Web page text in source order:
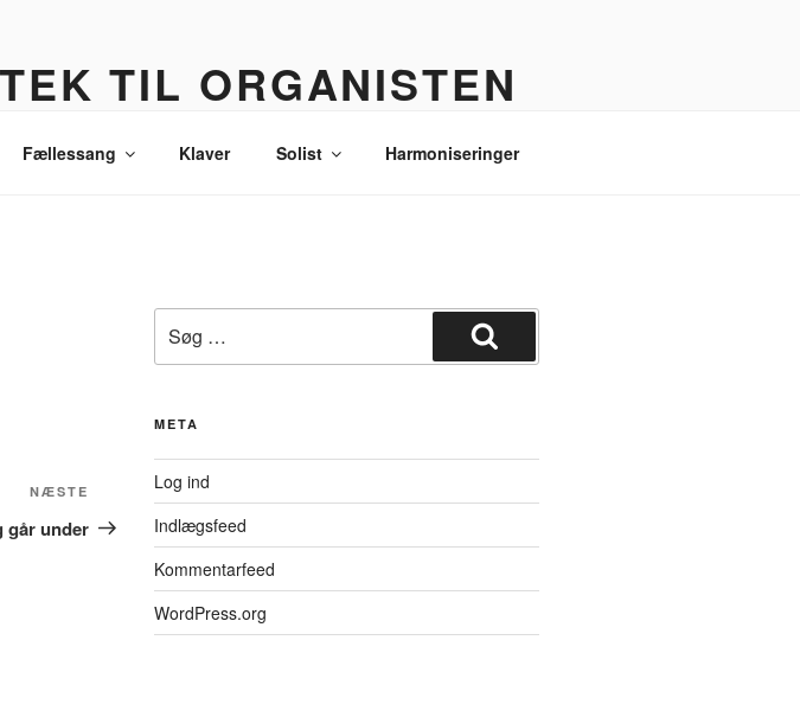
TIL ORGANISTEN
Fællessang Klaver Solist Harmoniseringer
indlæg
NÆSTE
går under
efter:
Søg
META
Log ind
Indlægsfeed
Kommentarfeed
WordPress.org